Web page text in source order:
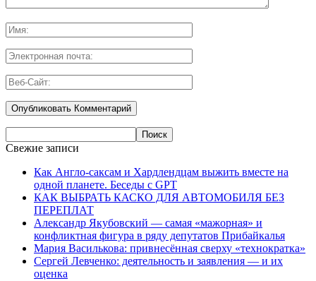
Свежие записи
Как Англо-саксам и Хардлендцам выжить вместе на
одной планете. Беседы с GPT
КАК ВЫБРАТЬ КАСКО ДЛЯ АВТОМОБИЛЯ БЕЗ
ПЕРЕПЛАТ
Александр Якубовский — самая «мажорная» и
конфликтная фигура в ряду депутатов Прибайкалья
Мария Василькова: привнесённая сверху «технократка»
Сергей Левченко: деятельность и заявления — и их
оценка